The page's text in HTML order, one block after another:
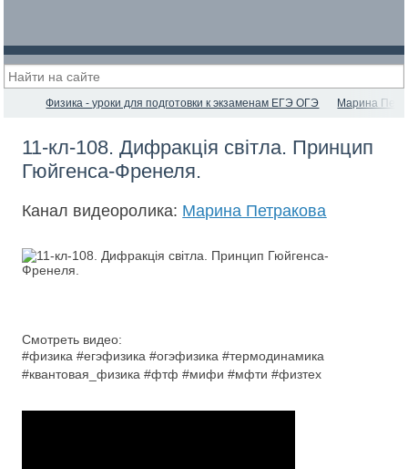
Физика - уроки для подготовки к экзаменам ЕГЭ ОГЭ Марина
11-кл-108. Дифракція світла. Принцип
Гюйгенса-Френеля.
Канал видеоролика: Марина Петракова
Смотреть видео:
#физика #егэфизика #огэфизика #термодинамика
#квантовая_физика #фтф #мифи #мфти #физтех